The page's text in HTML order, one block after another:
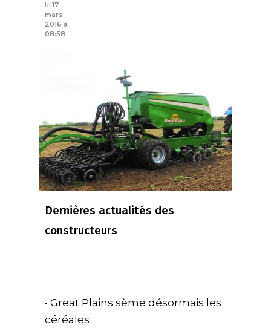
le 17
mars
2016 à
08:58
Dernières actualités des
constructeurs
• Great Plains sème désormais les
céréales